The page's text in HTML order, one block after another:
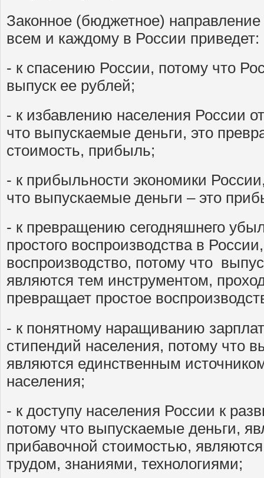
Законное (бюджетное)
всем и каждому в России приведет:
- к спасению России, потому что
выпуск ее рублей;
- к избавлению населения России
что выпускаемые деньги, это
стоимость, прибыль;
- к прибыльности экономики
что выпускаемые деньги – это
- к превращению сегодняшнего
простого воспроизводства в
воспроизводство, потому что
являются тем инструментом,
превращает простое
- к понятному наращиванию
стипендий населения, потому что
являются единственным
населения;
- к доступу населения России к
потому что выпускаемые деньги,
прибавочной стоимостью,
трудом, знаниями, технологиями;